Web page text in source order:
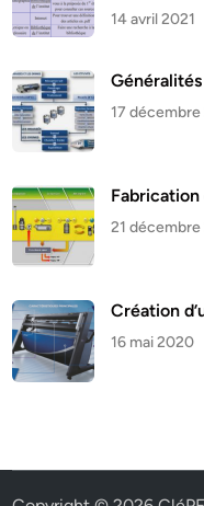
14 avril 2021
17 décembre
Fabrication
21 décembre
Création
16 mai 2020